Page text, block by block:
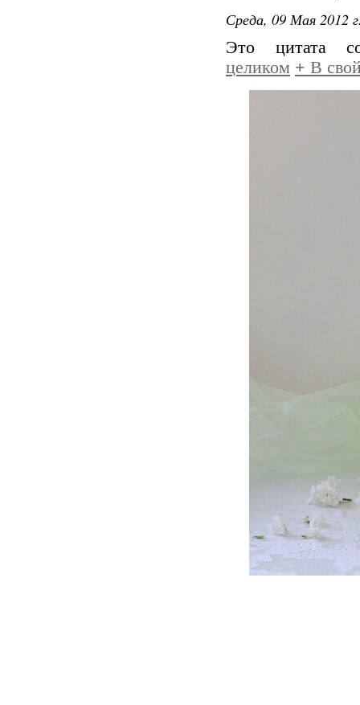
Среда, 09 Мая 2012
Это цитата
целиком + В